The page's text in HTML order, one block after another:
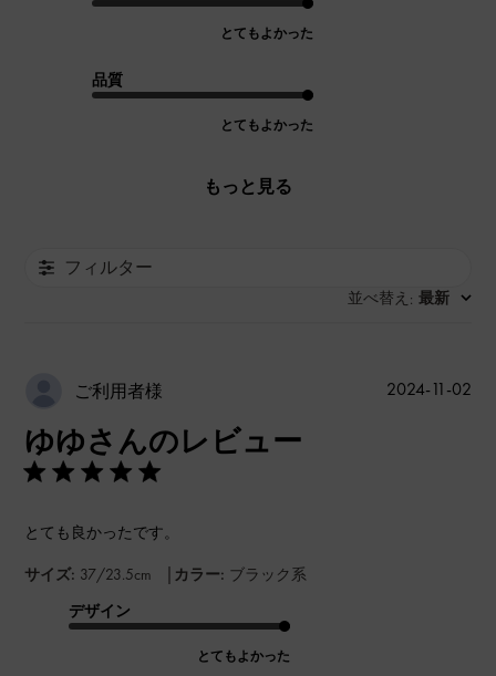
とてもよかった
品質
とてもよかった
もっと見る
フィルター
並べ替え : 最新
ご利用者様
ゆゆさんのレビュー
とても良かったです。
サイズ: 37/23.5cm | カラー: ブラック系
デザイン
とてもよかった
公
2024-11-02